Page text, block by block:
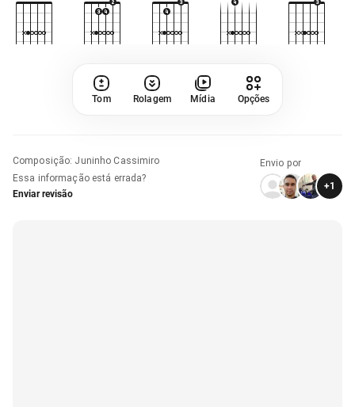
Tom Rolagem Mídia Opções
Composição: Juninho Cassimiro
Essa informação está errada?
Enviar revisão
Envio por
+1